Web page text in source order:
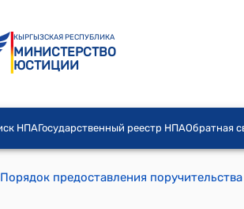
КЫРГЫЗСКАЯ РЕСПУБЛИКА
МИНИСТЕРСТВО
ЮСТИЦИИ
НПАГосударственный реестр НПАОбратная